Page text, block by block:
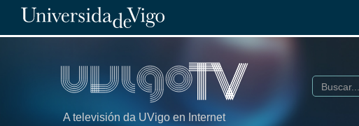
A televisión da UVigo en Internet
Buscar